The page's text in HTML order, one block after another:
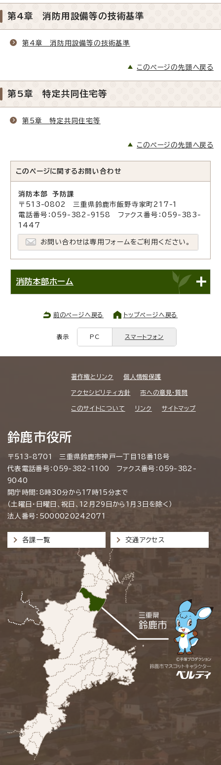
第4章 消防用設備等の技術基準
第4章 消防用設備等の技術基準
このページの先頭へ戻る
第5章 特定共同住宅等
第5章 特定共同住宅等
このページの先頭へ戻る
このページに関する お問い合わせ
消防本部 予防課
〒513-0802 三重県鈴鹿市飯野寺家町217-1
電話番号：059-382-9158 ファクス番号：059-383-
1447
お問い合わせは専用フォームをご利用ください。
消防本部ホーム
前のページへ戻る トップページへ戻る
表示 PC スマートフォン
著作権とリンク 個人情報保護
アクセシビリティ方針 市への意見・質問
このサイトについて リンク サイトマップ
鈴鹿市役所
〒513-8701 三重県鈴鹿市神戸一丁目18番18号
代表電話番号：059-382-1100 ファクス番号：059-382-
9040
開庁時間：8時30分から17時15分まで
（土曜日・日曜日、祝日、12月29日から1月3日を除く）
法人番号：5000020242071
各課一覧 交通アクセス